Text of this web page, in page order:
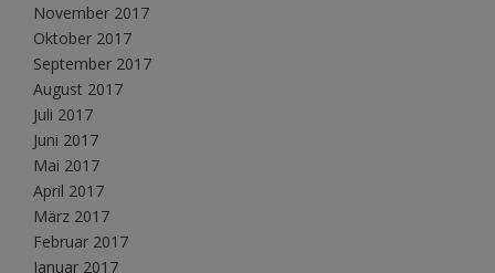
November 2017
Oktober 2017
September 2017
August 2017
Juli 2017
Juni 2017
Mai 2017
April 2017
März 2017
Februar 2017
Januar 2017